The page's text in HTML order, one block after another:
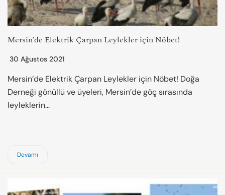
Mersin’de Elektrik Çarpan Leylekler için Nöbet!
30 Ağustos 2021
Mersin’de Elektrik Çarpan Leylekler için Nöbet! Doğa
Derneği gönüllü ve üyeleri, Mersin’de göç sırasında
leyleklerin…
Devamı